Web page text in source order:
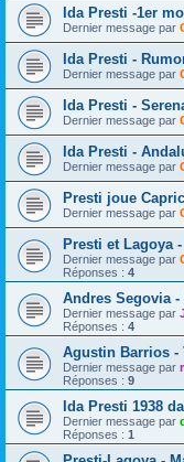
Ida Presti -1er
Dernier message par
Ida Presti -
Dernier message par
Ida Presti -
Dernier message par
Ida Presti -
Dernier message par
Presti joue
Dernier message par
Presti et Lagoya
Dernier message par
Réponses : 4
Andres Segovia
Dernier message par
Réponses : 4
Agustin Barrios -
Dernier message par
Réponses : 9
Ida Presti 1938
Dernier message par
Réponses : 1